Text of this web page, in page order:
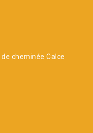
cheminée Calce